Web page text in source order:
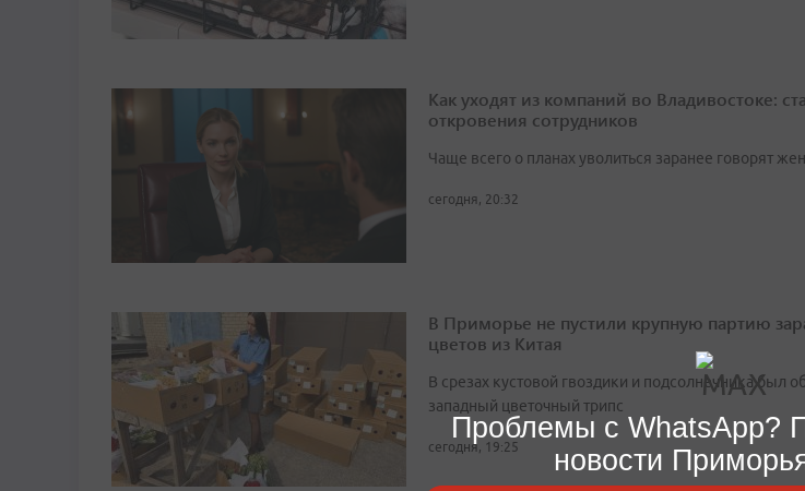
Как уходят из компаний во Владивостоке:
откровения сотрудников
Чаще всего о планах уволиться заранее говорят
сегодня, 20:32
В Приморье не пустили крупную партию
цветов из Китая
В срезах кустовой гвоздики и подсолнечника был
западный цветочный трипс
сегодня, 19:25
Проблемы с WhatsApp?
новости